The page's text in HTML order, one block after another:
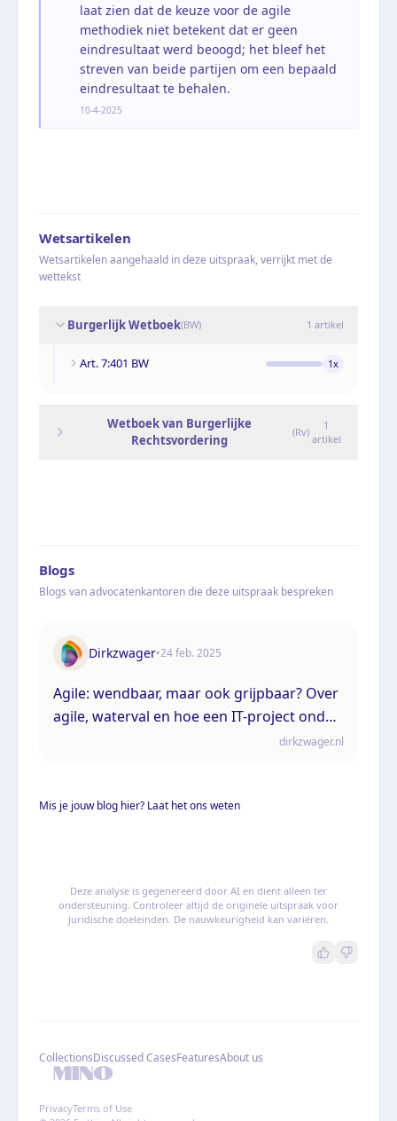
laat zien dat de keuze voor de agile
methodiek niet betekent dat er geen
eindresultaat werd beoogd; het bleef het
streven van beide partijen om een bepaald
eindresultaat te behalen.
10-4-2025
Wetsartikelen
Wetsartikelen aangehaald in deze uitspraak, verrijkt met de
wettekst
Burgerlijk Wetboek(BW) 1 artikel
Art. 7:401 BW 1x
Wetboek van Burgerlijke
Rechtsvordering
(Rv)
1
artikel
Blogs
Blogs van advocatenkantoren die deze uitspraak bespreken
Dirkzwager•24 feb. 2025
Agile: wendbaar, maar ook grijpbaar? Over
agile, waterval en hoe een IT-project onder
dirkzwager.nl
Mis je jouw blog hier? Laat het ons weten
Deze analyse is gegenereerd door AI en dient alleen ter
ondersteuning. Controleer altijd de originele uitspraak voor
juridische doeleinden. De nauwkeurigheid kan variëren.
CollectionsDiscussed CasesFeaturesAbout us
PrivacyTerms of Use